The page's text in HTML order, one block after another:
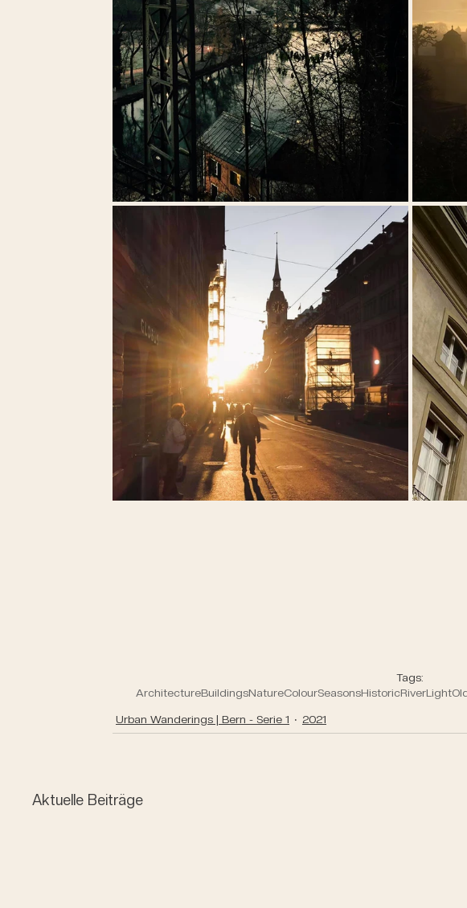
Tags:
ArchitectureBuildingsNatureColourSeasonsHistoricRiverLight
Urban Wanderings | Bern - Serie 1 2021
Aktuelle Beiträge